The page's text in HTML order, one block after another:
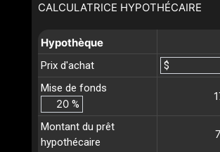
CALCULATRICE HYPOTHÉCAIRE
Hypothèque
Prix d'achat
$
Mise de fonds
%
Montant du prêt
hypothécaire